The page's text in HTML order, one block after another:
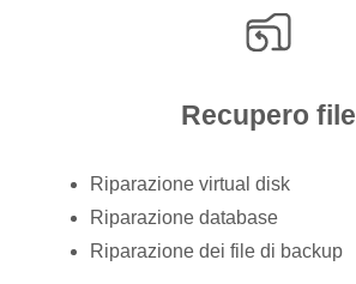
Recupero file
Riparazione virtual disk
Riparazione database
Riparazione dei file di backup